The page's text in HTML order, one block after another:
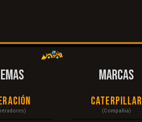
MARCAS
Caterpillar
(Compañia)